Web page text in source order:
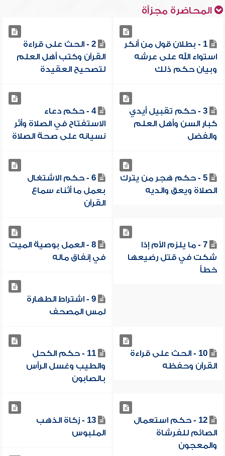
المحاضرة مجزأة
1 - بطلان قول من أنكر
استواء الله على عرشه
وبيان حكم ذلك
2 - الحث على قراءة
القرآن وكتب أهل العلم
لتصحيح العقيدة
3 - حكم تقبيل أيدي
كبار السن وأهل العلم
والفضل
4 - حكم دعاء
الاستفتاح في الصلاة وأثر
نسيانه على صحة الصلاة
5 - حكم هجر من يترك
الصلاة ويعق والديه
6 - حكم الاشتغال
بعمل ما أثناء سماع
القرآن
7 - ما يلزم الأم إذا
شكت في قتل رضيعها
خطأ
8 - العمل بوصية الميت
في إنفاق ماله
9 - اشتراط الطهارة
لمس المصحف
10 - الحث على قراءة
القرآن وحفظه
11 - حكم الكحل
والطيب وغسل الرأس
بالصابون
12 - حكم استعمال
الصائم للفرشاة
والمعجون
13 - زكاة الذهب
الملبوس